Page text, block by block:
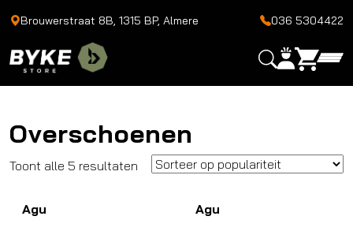
Brouwerstraat 8B, 1315 BP, Almere 036 5304422
Overschoenen
Toont alle 5 resultaten Gesorteerd
populariteit
Agu Agu